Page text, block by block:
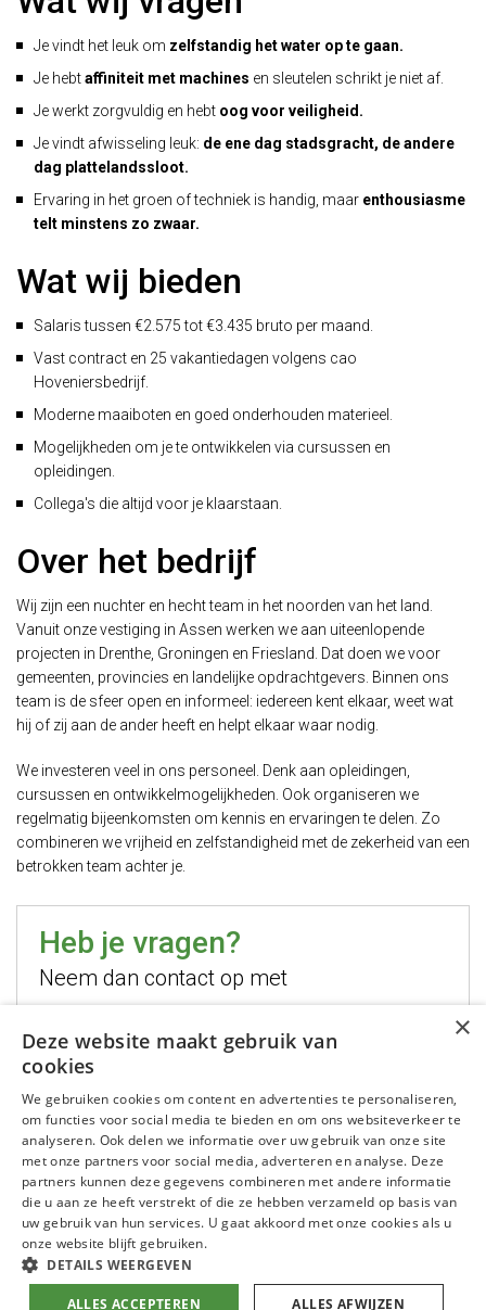
Je vindt het leuk om zelfstandig het water op te gaan.
Je hebtaffiniteit met machines en sleutelen schrikt je niet af.
Je werkt zorgvuldig en hebt oog voor veiligheid.
Je vindt afwisseling leuk: de ene dag stadsgracht, de andere
dag plattelandssloot.
Ervaring in het groen of techniek is handig, maar enthousiasme
telt minstens zo zwaar.
Wat wij bieden
Salaris tussen €2.575 tot €3.435 bruto per maand.
Vast contract en 25 vakantiedagen volgens cao
Hoveniersbedrijf.
Moderne maaiboten en goed onderhouden materieel.
Mogelijkheden om je te ontwikkelen via cursussen en
opleidingen.
Collega's die altijd voor je klaarstaan.
Over het bedrijf
Wij zijn een nuchter en hecht team in het noorden van het land.
Vanuit onze vestiging in Assen werken we aan uiteenlopende
projecten in Drenthe, Groningen en Friesland. Dat doen we voor
gemeenten, provincies en landelijke opdrachtgevers. Binnen ons
team is de sfeer open en informeel: iedereen kent elkaar, weet wat
hij of zij aan de ander heeft en helpt elkaar waar nodig.
We investeren veel in ons personeel. Denk aan opleidingen,
cursussen en ontwikkelmogelijkheden. Ook organiseren we
regelmatig bijeenkomsten om kennis en ervaringen te delen. Zo
combineren we vrijheid en zelfstandigheid met de zekerheid van een
betrokken team achter je.
Heb je vragen?
Neem dan contact op met
Hugo Jelier
Bel mij
Stuur mij een email
×
Deze website maakt gebruik van
cookies
We gebruiken cookies om content en advertenties te personaliseren,
om functies voor social media te bieden en om ons websiteverkeer te
analyseren. Ook delen we informatie over uw gebruik van onze site
met onze partners voor social media, adverteren en analyse. Deze
partners kunnen deze gegevens combineren met andere informatie
die u aan ze heeft verstrekt of die ze hebben verzameld op basis van
uw gebruik van hun services. U gaat akkoord met onze cookies als u
onze website blijft gebruiken.
DETAILS WEERGEVEN
ALLES ACCEPTEREN ALLES AFWIJZEN